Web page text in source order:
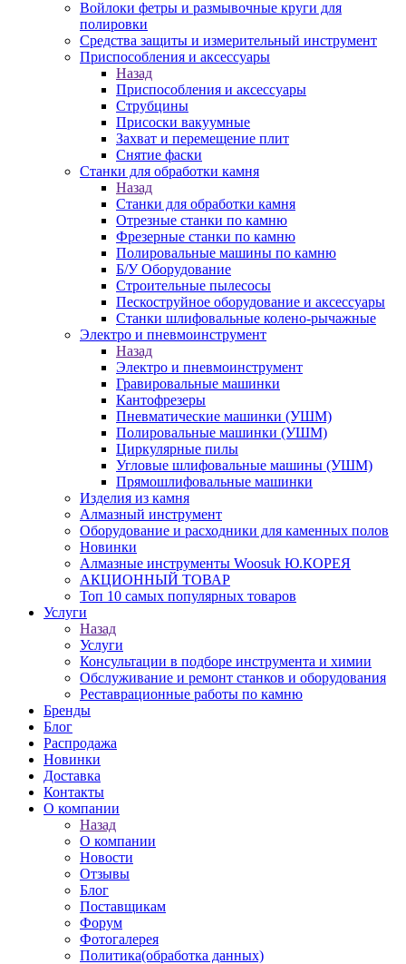
Войлоки фетры и размывочные круги для
полировки
Средства защиты и измерительный инструмент
Приспособления и аксессуары
Назад
Приспособления и аксессуары
Струбцины
Присоски вакуумные
Захват и перемещение плит
Снятие фаски
Станки для обработки камня
Назад
Станки для обработки камня
Отрезные станки по камню
Фрезерные станки по камню
Полировальные машины по камню
Б/У Оборудование
Строительные пылесосы
Пескоструйное оборудование и аксессуары
Станки шлифовальные колено-рычажные
Электро и пневмоинструмент
Назад
Электро и пневмоинструмент
Гравировальные машинки
Кантофрезеры
Пневматические машинки (УШМ)
Полировальные машинки (УШМ)
Циркулярные пилы
Угловые шлифовальные машины (УШМ)
Прямошлифовальные машинки
Изделия из камня
Алмазный инструмент
Оборудование и расходники для каменных полов
Новинки
Алмазные инструменты Woosuk Ю.КОРЕЯ
АКЦИОННЫЙ ТОВАР
Топ 10 самых популярных товаров
Услуги
Назад
Услуги
Консультации в подборе инструмента и химии
Обслуживание и ремонт станков и оборудования
Реставрационные работы по камню
Бренды
Блог
Распродажа
Новинки
Доставка
Контакты
О компании
Назад
О компании
Новости
Отзывы
Блог
Поставщикам
Форум
Фотогалерея
Политика(обработка данных)